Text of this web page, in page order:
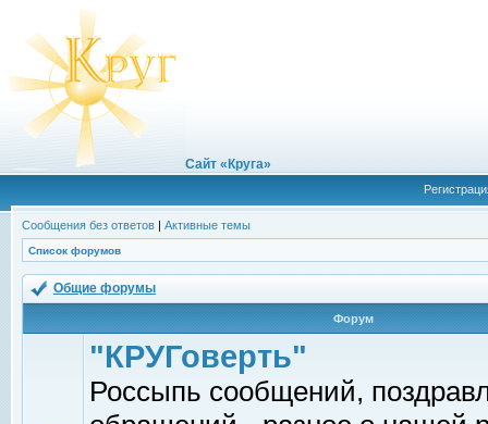
Сайт «Круга»
Сообщения без ответов | Активные темы
Список форумов
Общие форумы
Форум
"КРУГоверть"
Россыпь сообщений,